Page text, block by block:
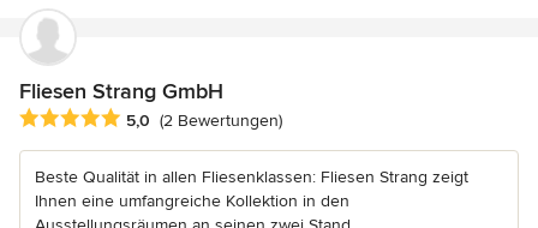
Fliesen Strang GmbH
Durchschnittliche Bewertung: 5 von 5 Sternen
5,0 (2 Bewertungen)
Beste Qualität in allen Fliesenklassen: Fliesen Strang zeigt
Ihnen eine umfangreiche Kollektion in den